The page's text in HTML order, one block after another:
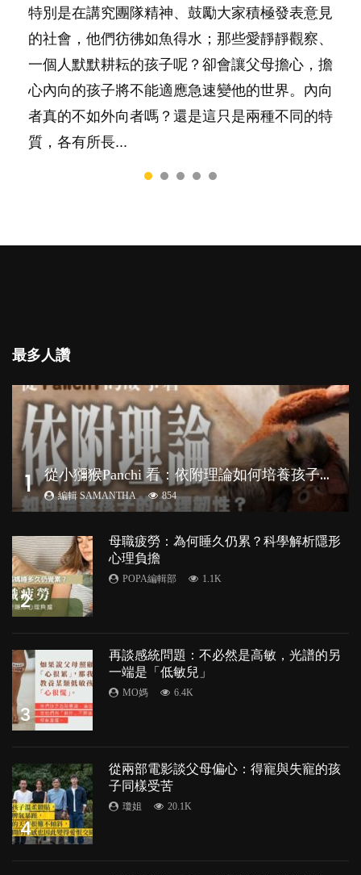
特別是在講究團隊精神、鼓勵大家積極發表意見
的社會，他們彷彿如魚得水；那些愛靜靜觀察、
一個人默默耕耘的孩子呢？卻會讓父母擔心，擔
心內向的孩子將不能適應急速變他的世界。內向
者真的不如外向者嗎？還是這只是兩種不同的特
質，各有所長...
然能走到白頭，但生了孩子卻發現事情不如你所
料？ 經營婚姻，不如我們想像的簡單，卻也不
是大家說得那麼難。一起來認識婚姻的真相！...
間太多語言，會令孩子感到混淆，到底誰是誰
非？聽聽專家怎樣說，解開語言學習的迷思～...
照顧孩子衣食住行、陪同兒女應對功課測驗，還
要陪玩製造親子時間，尚要處理家中雜項要
務……當父母的，有千百個任務要做。可惜，有
一樣重要至極的，總被遺漏——關注自己的情緒
和心理健康。...
落地，心中都有數之不盡的問題～這裡一次過集
合我們以往製作過的相關短片。 這段路讓我們
跟你同行～...
最多人讚
1 從
小獼猴Panchi 看：依附理論如何培養孩子心理韌性？
編輯 SAMANTHA 854
2
母職疲勞：為何睡久仍累？科學解析隱形
心理負擔
POPA編輯部 1.1K
3
再談感統問題：不必然是高敏，光譜的另
一端是「低敏兒」
MO媽 6.4K
4
從兩部電影談父母偏心：得寵與失寵的孩
子同樣受苦
瓊姐 20.1K